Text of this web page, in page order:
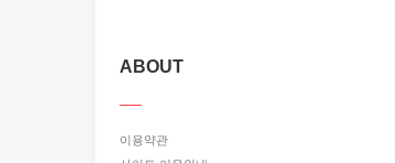
ABOUT
이용약관